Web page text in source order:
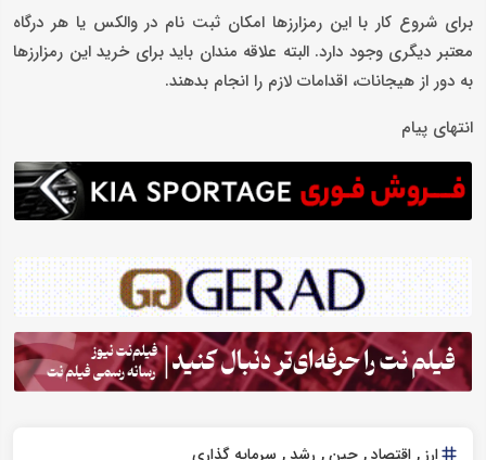
برای شروع کار با این رمزارزها امکان ثبت نام در والکس یا هر درگاه
معتبر دیگری وجود دارد. البته علاقه مندان باید برای خرید این رمزارزها
به دور از هیجانات، اقدامات لازم را انجام بدهند.
انتهای پیام
ارز اقتصاد چین رشد سرمایه گذاری